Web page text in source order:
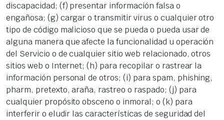
discapacidad; (f) presentar información falsa o
engañosa; (g) cargar o transmitir virus o cualquier otro
tipo de código malicioso que se pueda o pueda usar de
alguna manera que afecte la funcionalidad u operación
del Servicio o de cualquier sitio web relacionado, otros
sitios web o Internet; (h) para recopilar o rastrear la
información personal de otros; (i) para spam, phishing,
pharm, pretexto, araña, rastreo o raspado; (j) para
cualquier propósito obsceno o inmoral; o (k) para
interferir o eludir las características de seguridad del